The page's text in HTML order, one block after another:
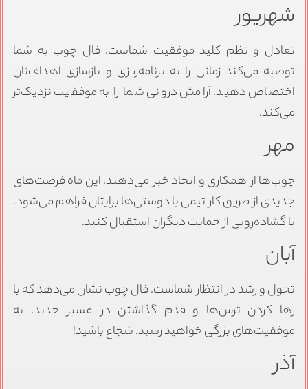
شهریور
تعادل و نظم کلید موفقیت شماست. فال چوب به شما
توصیه می‌کند زمانی را به برنامه‌ریزی و بازسازی اهداف‌تان
اختصاص دهید. آرامش درونی شما را به موفقیت نزدیک‌تر
می‌کند.
مهر
چوب‌ها از همکاری و اتحاد خبر می‌دهند. این ماه فرصت‌های
جدیدی از طریق کار تیمی یا دوستی‌ها برایتان فراهم می‌شود.
با گشاده‌رویی از حمایت دیگران استقبال کنید.
آبان
تحول و رشد در انتظار شماست. فال چوب نشان می‌دهد که با
رها کردن ترس‌ها و قدم گذاشتن در مسیر جدید، به
موفقیت‌های بزرگی خواهید رسید. شجاع باشید!
آذر